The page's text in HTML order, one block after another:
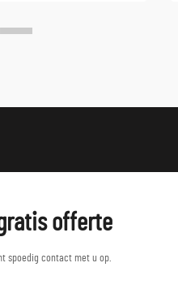
beschermende barrière
offerte
spoedig contact met u op.